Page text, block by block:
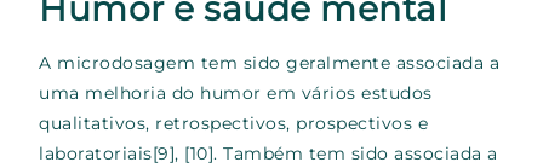
Humor e saúde mental
A microdosagem tem sido geralmente associada a
uma melhoria do humor em vários estudos
qualitativos, retrospectivos, prospectivos e
laboratoriais[9], [10]. Também tem sido associada a